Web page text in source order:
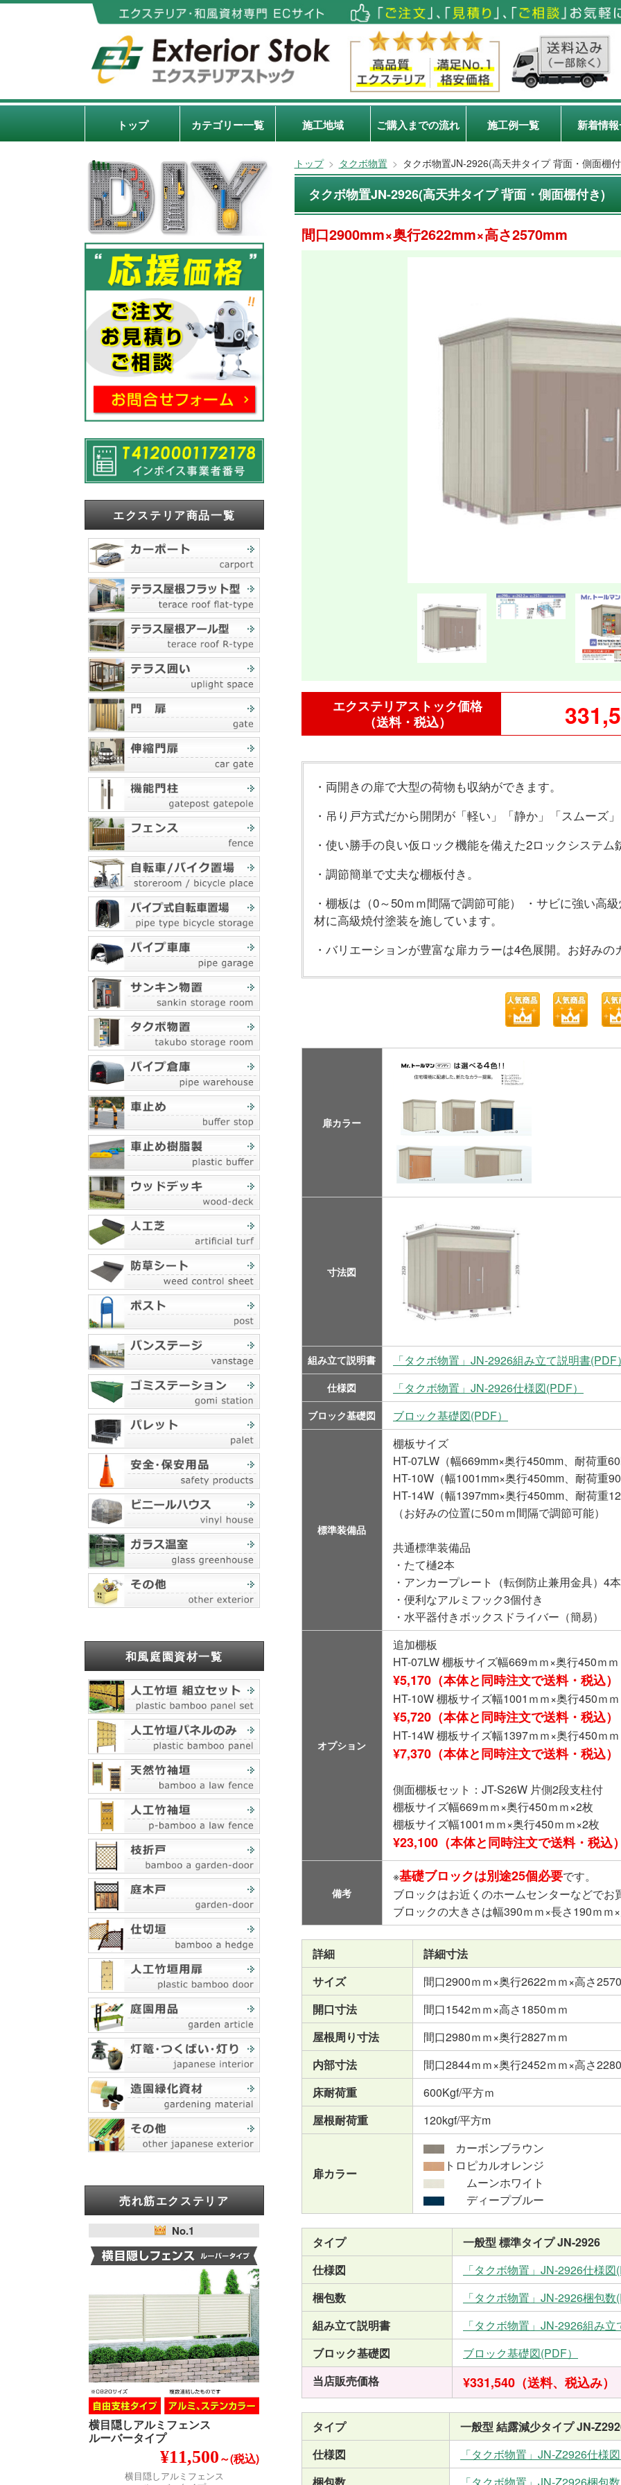
トップ カテゴリー一覧 施工地域 ご購入までの流れ 施工例一覧 新着情
トップ > タクボ物置 > タクボ物置JN-2926(高天井タイプ 背面・側面棚
タクボ物置JN-2926(高天井タイプ 背面・側面棚付き)
間口2900mm×奥行2622mm×高さ2570mm
エクステリアストック価格
（送料・税込）
・両開きの扉で大型の荷物も収納ができます。
・吊り戸方式だから開閉が「軽い」「静か」「スムーズ
・使い勝手の良い仮ロック機能を備えた2ロックシステム
・調節簡単で丈夫な棚板付き。
・棚板は（0～50ｍｍ間隔で調節可能） ・サビに強い高
材に高級焼付塗装を施しています。
・バリエーションが豊富な扉カラーは4色展開。お好み
扉カラー
寸法図
組み立て説明書 「タクボ物置」JN-2926組み立て説明書(PDF
仕様図 「タクボ物置」JN-2926仕様図(PDF）
ブロック基礎図 ブロック基礎図(PDF）
標準装備品
棚板サイズ
HT-07LW（幅669mm×奥行450mm、耐荷重
HT-10W（幅1001mm×奥行450mm、耐荷重
HT-14W（幅1397mm×奥行450mm、耐荷重
（お好みの位置に50ｍｍ間隔で調節可能）
共通標準装備品
・たて樋2本
・アンカープレート（転倒防止兼用金具）4本
・便利なアルミフック3個付き
・水平器付きボックスドライバー（簡易）
オプション
追加棚板
HT-07LW 棚板サイズ幅669ｍｍ×奥行450ｍｍ
¥5,170（本体と同時注文で送料・税込）
HT-10W 棚板サイズ幅1001ｍｍ×奥行450ｍｍ
¥5,720（本体と同時注文で送料・税込）
HT-14W 棚板サイズ幅1397ｍｍ×奥行450ｍｍ
¥7,370（本体と同時注文で送料・税込）
側面棚板セット：JT-S26W 片側2段支柱付
棚板サイズ幅669ｍｍ×奥行450ｍｍ×2枚
棚板サイズ幅1001ｍｍ×奥行450ｍｍ×2枚
¥23,100（本体と同時注文で送料・税込
備考
※基礎ブロックは別途25個必要です。
ブロックはお近くのホームセンターなどでお
ブロックの大きさは幅390ｍｍ×長さ190ｍ
詳細
詳細寸法
サイズ
間口2900ｍｍ×奥行2622ｍｍ×高さ
開口寸法
間口1542ｍｍ×高さ1850ｍｍ
屋根周り寸法
間口2980ｍｍ×奥行2827ｍｍ
内部寸法
間口2844ｍｍ×奥行2452ｍｍ×高さ
床耐荷重
600Kgf/平方ｍ
屋根耐荷重
120kgf/平方m
扉カラー
カーボンブラウン
トロピカルオレンジ
ムーンホワイト
ディープブルー
タイプ
一般型 標準タイプ JN-2926
仕様図
「タクボ物置」JN-2926仕様
梱包数
「タクボ物置」JN-2926梱包
組み立て説明書
「タクボ物置」JN-2926組み
ブロック基礎図
ブロック基礎図(PDF）
当店販売価格
¥331,540（送料、税込み）
タイプ
一般型 結露減少タイプ JN-
仕様図
「タクボ物置」JN-Z2926仕様
梱包数
「タクボ物置」JN-Z2926梱包
エクステリア商品一覧
和風庭園資材一覧
売れ筋エクステリア
No.1
横目隠しアルミフェンス
ルーバータイプ
¥11,500～(税込)
横目隠しアルミフェンス